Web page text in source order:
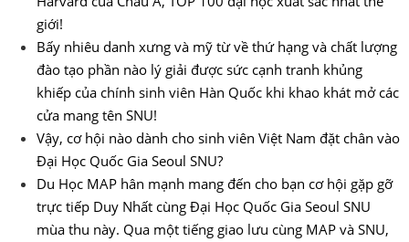
giới!
Bấy nhiêu danh xưng và mỹ từ về thứ hạng và chất lượng
đào tạo phần nào lý giải được sức cạnh tranh khủng
khiếp của chính sinh viên Hàn Quốc khi khao khát mở các
cửa mang tên SNU!
Vậy, cơ hội nào dành cho sinh viên Việt Nam đặt chân vào
Đại Học Quốc Gia Seoul SNU?
Du Học MAP hân mạnh mang đến cho bạn cơ hội gặp gỡ
trực tiếp Duy Nhất cùng Đại Học Quốc Gia Seoul SNU
mùa thu này. Qua một tiếng giao lưu cùng MAP và SNU,